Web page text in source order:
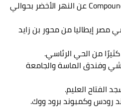
يبُعد Compound Vinci New Capital عن النهر الأخضر بحوالي
إيطاليا من محور بن زايد
وفندق الماسة والجامعة
الفتاح العليم.
رودس وكمبوند برود ووك.